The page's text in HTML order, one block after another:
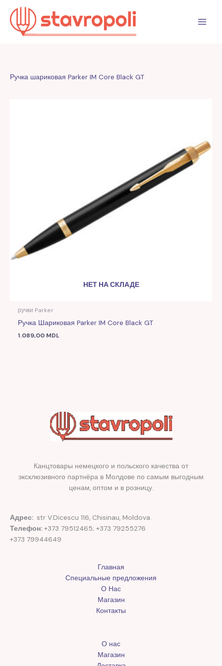
Перейти
содержимому
Ручка шариковая Parker IM Core Black GT
НЕТ НА СКЛАДЕ
ручки Parker
Ручка Шариковая Parker IM Core Black GT
1.089,00 MDL
Канцтовары немецкого и польского качества от
эксклюзивного партнёра в Молдове по самым выгодным
ценам, оптом и в розницу.
Адрес: str V.Dicescu 116, Chisinau, Moldova.
Телефон: +373 79512465; +373 79255276
+373 79944649
Главная
Специальные предложения
О Нас
Магазин
Контакты
О нас
Магазин